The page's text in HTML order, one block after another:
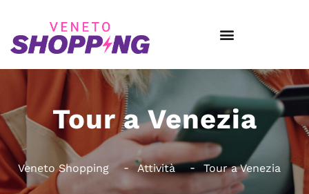
Tour a Venezia
Veneto Shopping Attività Tour a Venezia